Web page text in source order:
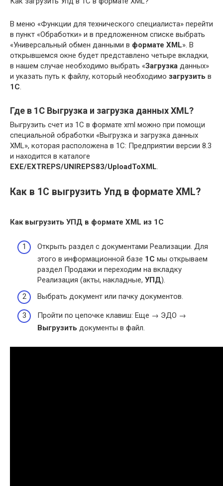
В меню «Функции для технического специалиста» перейти
в пункт «Обработки» и в предложенном списке выбрать
«Универсальный обмен данными в формате XML». В
открывшемся окне будет представлено четыре вкладки,
в нашем случае необходимо выбрать «Загрузка данных»
и указать путь к файлу, который необходимо загрузить в
1С.
Где в 1С Выгрузка и загрузка данных XML?
Выгрузить счет из 1С в формате xml можно при помощи
специальной обработки «Выгрузка и загрузка данных
XML», которая расположена в 1С: Предприятии версии 8.3
и находится в каталоге
EXE/EXTREPS/UNIREPS83/UploadToXML.
Как в 1С выгрузить Упд в формате XML?
Как выгрузить УПД в формате XML из 1С
Открыть раздел с документами Реализации. Для
этого в информационной базе 1С мы открываем
раздел Продажи и переходим на вкладку
Реализация (акты, накладные, УПД).
Выбрать документ или пачку документов.
Пройти по цепочке клавиш: Еще → ЭДО →
Выгрузить документы в файл.